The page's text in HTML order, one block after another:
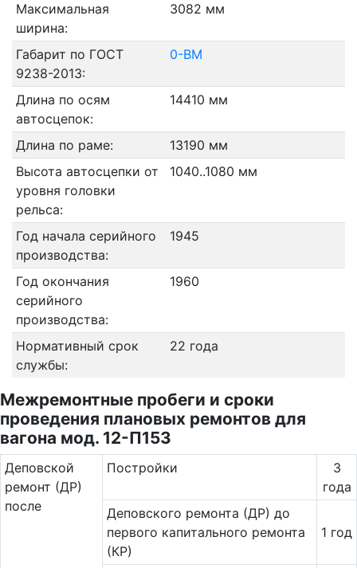
Максимальная
ширина:
3082 мм
Габарит по ГОСТ
9238-2013:
0-ВМ
Длина по осям
автосцепок:
14410 мм
Длина по раме:
13190 мм
Высота автосцепки от
уровня головки
рельса:
1040..1080 мм
Год начала серийного
производства:
1945
Год окончания
серийного
производства:
1960
Нормативный срок
службы:
22 года
Межремонтные пробеги и сроки
проведения плановых ремонтов для
вагона мод. 12-П153
Де­повс­кой
ремонт (ДР)
после
Постройки
3
года
Деповского ремонта (ДР) до
первого капитального ремонта
(КР)
1 год